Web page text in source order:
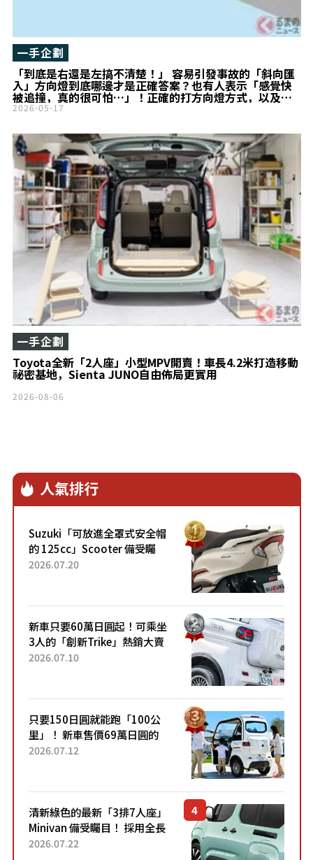
「到底是右還是左搞不清楚！」 容易引發事故的「斜向匯
入」方向燈到底哪邊才是正確答案？也有人表示「感覺快
被追撞，真的很可怕…」！正確的打方向燈方式，以及
「交叉路口與匯入路段」的分辨方法是什麼？
一手企劃
2026-05-17
Toyota全新「2人座」小型MPV開賣！車長4.2米打造移動
祕密基地，Sienta JUNO自由佈局更實用
一手企劃
2026-08-06
人氣排行
Suzuki「可放進全罩式安全帽
的 125cc」Scooter 備受矚
目！採用全新流線設計與各項
2026.07.20
新車只要60萬日圓起！可乘坐
3人的「創新Trike」熱銷大賣
成為人氣車款！「養車成本真
2026.07.10
只要150日圓就能跑「100公
里」！ 新車售價69萬日圓的
「3人座」Trike大受歡迎！ 順
2026.07.12
清新綠色的最新「3排7人座」
Minivan 備受矚目！ 採用全長
4.7公尺剛剛好的車身尺寸與
2026.07.22